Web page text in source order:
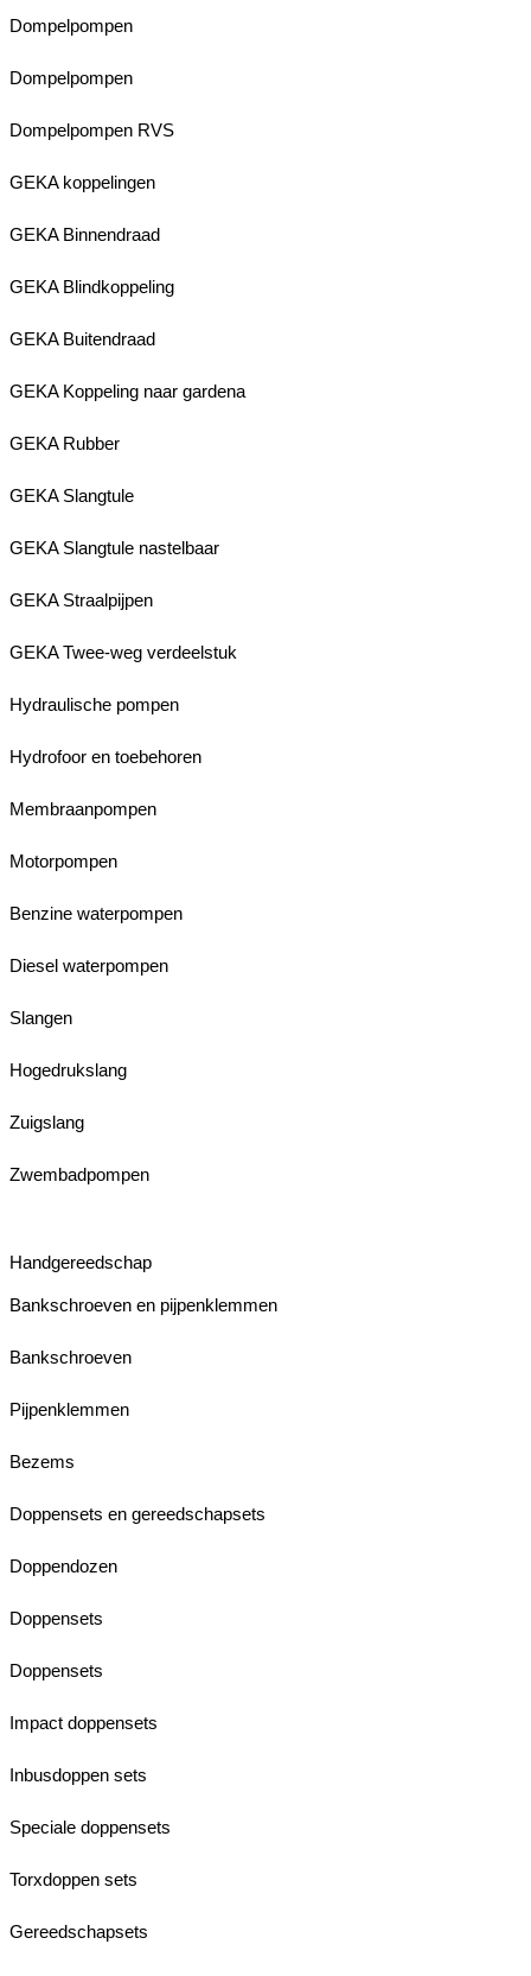
Dompelpompen
Dompelpompen
Dompelpompen RVS
GEKA koppelingen
GEKA Binnendraad
GEKA Blindkoppeling
GEKA Buitendraad
GEKA Koppeling naar gardena
GEKA Rubber
GEKA Slangtule
GEKA Slangtule nastelbaar
GEKA Straalpijpen
GEKA Twee-weg verdeelstuk
Hydraulische pompen
Hydrofoor en toebehoren
Membraanpompen
Motorpompen
Benzine waterpompen
Diesel waterpompen
Slangen
Hogedrukslang
Zuigslang
Zwembadpompen
Handgereedschap
Bankschroeven en pijpenklemmen
Bankschroeven
Pijpenklemmen
Bezems
Doppensets en gereedschapsets
Doppendozen
Doppensets
Doppensets
Impact doppensets
Inbusdoppen sets
Speciale doppensets
Torxdoppen sets
Gereedschapsets